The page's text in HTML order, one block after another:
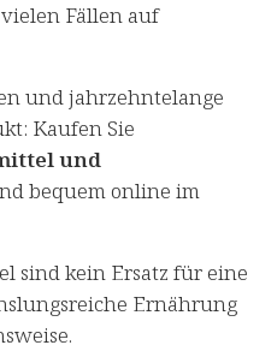
Fällen auf
und jahrzehntelange
Kaufen Sie
und
bequem online im
sind kein Ersatz für eine
Ernährung